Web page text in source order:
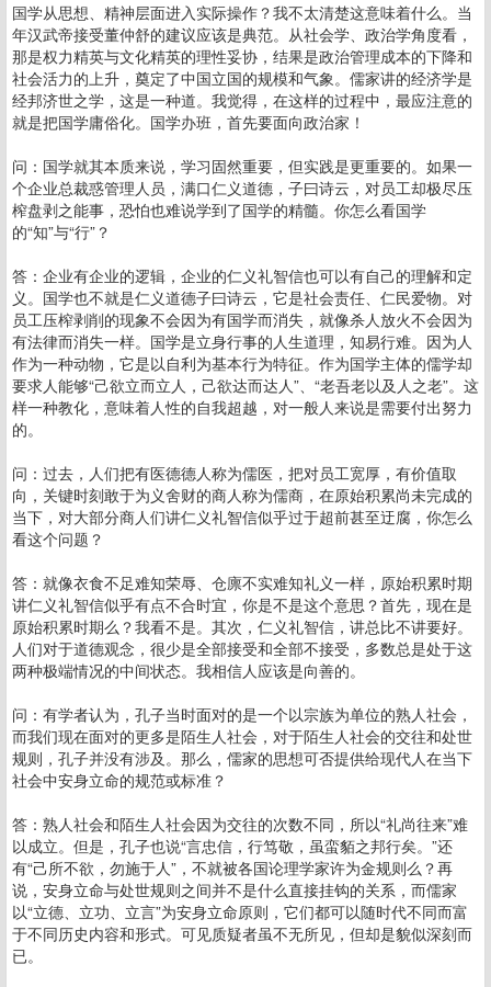
国学从思想、精神层面进入实际操作？我不太清楚这意味着什么。当
年汉武帝接受董仲舒的建议应该是典范。从社会学、政治学角度看，
那是权力精英与文化精英的理性妥协，结果是政治管理成本的下降和
社会活力的上升，奠定了中国立国的规模和气象。儒家讲的经济学是
经邦济世之学，这是一种道。我觉得，在这样的过程中，最应注意的
就是把国学庸俗化。国学办班，首先要面向政治家！
问：国学就其本质来说，学习固然重要，但实践是更重要的。如果一
个企业总裁惑管理人员，满口仁义道德，子曰诗云，对员工却极尽压
榨盘剥之能事，恐怕也难说学到了国学的精髓。你怎么看国学
的“知”与“行”？
答：企业有企业的逻辑，企业的仁义礼智信也可以有自己的理解和定
义。国学也不就是仁义道德子曰诗云，它是社会责任、仁民爱物。对
员工压榨剥削的现象不会因为有国学而消失，就像杀人放火不会因为
有法律而消失一样。国学是立身行事的人生道理，知易行难。因为人
作为一种动物，它是以自利为基本行为特征。作为国学主体的儒学却
要求人能够“己欲立而立人，己欲达而达人”、“老吾老以及人之老”。这
样一种教化，意味着人性的自我超越，对一般人来说是需要付出努力
的。
问：过去，人们把有医德德人称为儒医，把对员工宽厚，有价值取
向，关键时刻敢于为义舍财的商人称为儒商，在原始积累尚未完成的
当下，对大部分商人们讲仁义礼智信似乎过于超前甚至迂腐，你怎么
看这个问题？
答：就像衣食不足难知荣辱、仓廪不实难知礼义一样，原始积累时期
讲仁义礼智信似乎有点不合时宜，你是不是这个意思？首先，现在是
原始积累时期么？我看不是。其次，仁义礼智信，讲总比不讲要好。
人们对于道德观念，很少是全部接受和全部不接受，多数总是处于这
两种极端情况的中间状态。我相信人应该是向善的。
问：有学者认为，孔子当时面对的是一个以宗族为单位的熟人社会，
而我们现在面对的更多是陌生人社会，对于陌生人社会的交往和处世
规则，孔子并没有涉及。那么，儒家的思想可否提供给现代人在当下
社会中安身立命的规范或标准？
答：熟人社会和陌生人社会因为交往的次数不同，所以“礼尚往来”难
以成立。但是，孔子也说“言忠信，行笃敬，虽蛮貊之邦行矣。”还
有“己所不欲，勿施于人”，不就被各国论理学家许为金规则么？再
说，安身立命与处世规则之间并不是什么直接挂钩的关系，而儒家
以“立德、立功、立言”为安身立命原则，它们都可以随时代不同而富
于不同历史内容和形式。可见质疑者虽不无所见，但却是貌似深刻而
已。